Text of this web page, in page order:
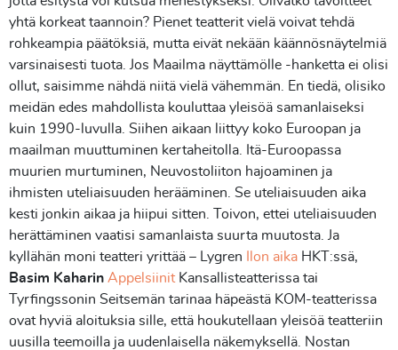
yhtä korkeat taannoin? Pienet teatterit vielä voivat tehdä
rohkeampia päätöksiä, mutta eivät nekään käännösnäytelmiä
varsinaisesti tuota. Jos Maailma näyttämölle -hanketta ei olisi
ollut, saisimme nähdä niitä vielä vähemmän. En tiedä, olisiko
meidän edes mahdollista kouluttaa yleisöä samanlaiseksi
kuin 1990-luvulla. Siihen aikaan liittyy koko Euroopan ja
maailman muuttuminen kertaheitolla. Itä-Euroopassa
muurien murtuminen, Neuvostoliiton hajoaminen ja
ihmisten uteliaisuuden herääminen. Se uteliaisuuden aika
kesti jonkin aikaa ja hiipui sitten. Toivon, ettei uteliaisuuden
herättäminen vaatisi samanlaista suurta muutosta. Ja
kyllähän moni teatteri yrittää – Lygren Ilon aika HKT:ssä,
Basim Kaharin AppelsiinitKansallisteatterissa tai
Tyrfingssonin Seitsemän tarinaa häpeästä KOM-teatterissa
ovat hyviä aloituksia sille, että houkutellaan yleisöä teatteriin
uusilla teemoilla ja uudenlaisella näkemyksellä. Nostan